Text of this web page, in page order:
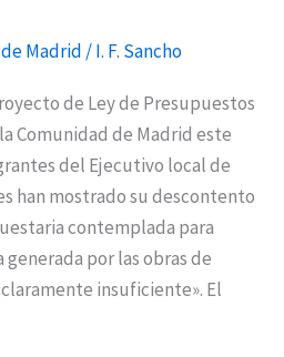
Madrid /I. F. Sancho
de Ley de Presupuestos
Comunidad de Madrid este
del Ejecutivo local de
han mostrado su descontento
contemplada para
por las obras de
insuficiente». El